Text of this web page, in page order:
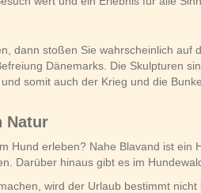
dann stoßen Sie wahrscheinlich
Dänemarks. Die Skulpturen
somit auch der Krieg und die
Natur
Hund erleben? Nahe Blavand ist
Darüber hinaus gibt es im
wird der Urlaub bestimmt